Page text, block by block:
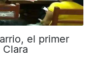
el primer